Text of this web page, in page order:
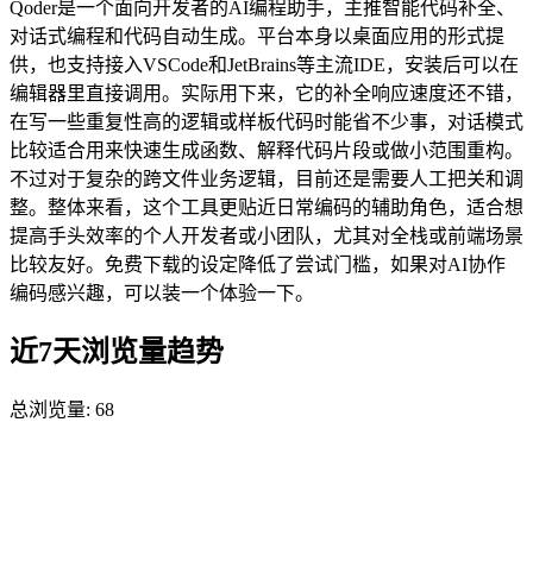
Qoder是一个面向开发者的AI编程助手，主推智能代码补全、
对话式编程和代码自动生成。平台本身以桌面应用的形式提
供，也支持接入VSCode和JetBrains等主流IDE，安装后可以在
编辑器里直接调用。实际用下来，它的补全响应速度还不错，
在写一些重复性高的逻辑或样板代码时能省不少事，对话模式
比较适合用来快速生成函数、解释代码片段或做小范围重构。
不过对于复杂的跨文件业务逻辑，目前还是需要人工把关和调
整。整体来看，这个工具更贴近日常编码的辅助角色，适合想
提高手头效率的个人开发者或小团队，尤其对全栈或前端场景
比较友好。免费下载的设定降低了尝试门槛，如果对AI协作
编码感兴趣，可以装一个体验一下。
近7天浏览量趋势
总浏览量: 68